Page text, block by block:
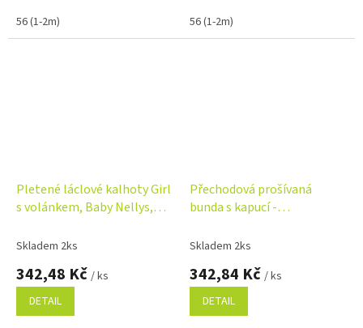
56 (1-2m)
56 (1-2m)
Pletené láclové kalhoty Girl
s volánkem, Baby Nellys,
Skladem 2ks
342,48 Kč / ks
DETAIL
Přechodová prošívaná
bunda s kapucí -
Skladem 2ks
342,84 Kč / ks
DETAIL